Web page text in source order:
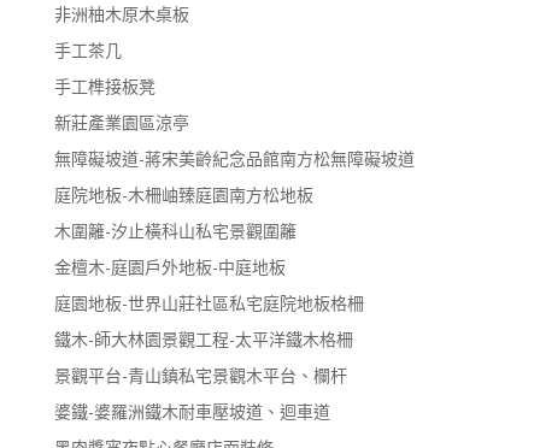
非洲柚木原木桌板
手工茶几
手工榫接板凳
新莊產業園區涼亭
無障礙坡道-蔣宋美齡紀念品館南方松無障礙坡道
庭院地板-木柵岫臻庭園南方松地板
木圍籬-汐止橫科山私宅景觀圍籬
金檀木-庭園戶外地板-中庭地板
庭園地板-世界山莊社區私宅庭院地板格柵
鐵木-師大林園景觀工程-太平洋鐵木格柵
景觀平台-青山鎮私宅景觀木平台、欄杆
婆鐵-婆羅洲鐵木耐車壓坡道、迴車道